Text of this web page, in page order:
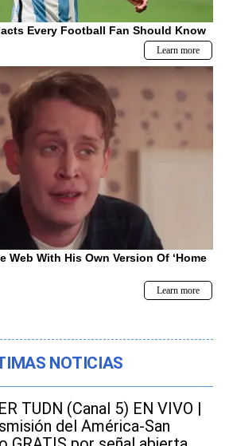
NOTICIAS
TUDN (Canal 5) EN VIVO |
del América-San